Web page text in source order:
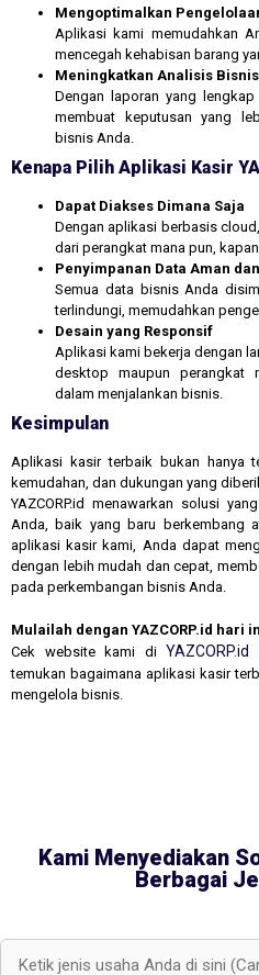
Mengoptimalkan
Aplikasi kami memudahkan
mencegah kehabisan barang
Meningkatkan Analisis Bisnis
Dengan laporan yang
membuat keputusan yang
bisnis Anda.
Kenapa Pilih Aplikasi Kasir
Dapat Diakses Dimana Saja
Dengan aplikasi berbasis
dari perangkat mana pun,
Penyimpanan Data Aman
Semua data bisnis Anda
terlindungi, memudahkan
Desain yang Responsif
Aplikasi kami bekerja dengan
desktop maupun perangkat
dalam menjalankan bisnis.
Kesimpulan
Aplikasi kasir terbaik bukan hanya
kemudahan, dan dukungan yang
YAZCORP.id menawarkan solusi
Anda, baik yang baru berkembang
aplikasi kasir kami, Anda dapat
dengan lebih mudah dan cepat,
pada perkembangan bisnis Anda.
Mulailah dengan YAZCORP.id hari
Cek website kami di YAZCORP.id
temukan bagaimana aplikasi kasir
mengelola bisnis.
Kami Menyediakan
Berbagai